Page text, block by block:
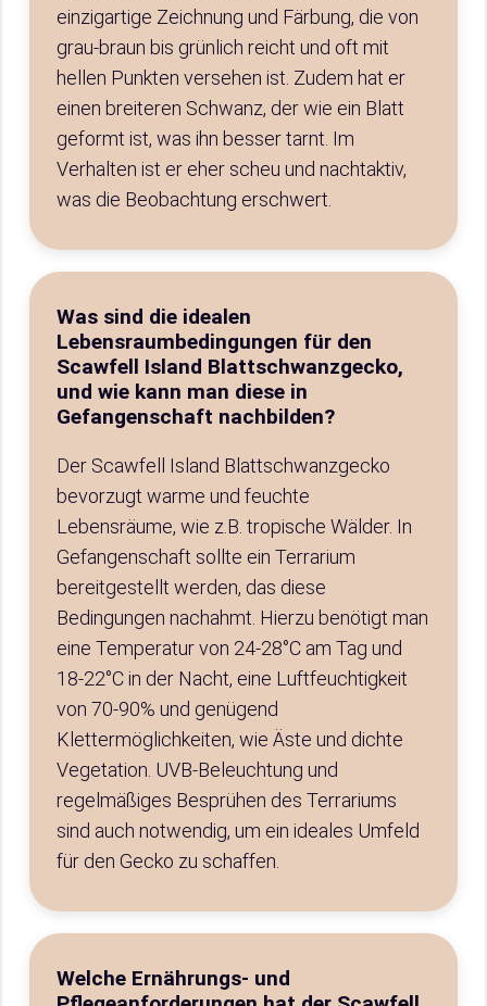
einzigartige Zeichnung und Färbung, die von
grau-braun bis grünlich reicht und oft mit
hellen Punkten versehen ist. Zudem hat er
einen breiteren Schwanz, der wie ein Blatt
geformt ist, was ihn besser tarnt. Im
Verhalten ist er eher scheu und nachtaktiv,
was die Beobachtung erschwert.
Was sind die idealen
Lebensraumbedingungen für den
Scawfell Island Blattschwanzgecko,
und wie kann man diese in
Gefangenschaft nachbilden?
Der Scawfell Island Blattschwanzgecko
bevorzugt warme und feuchte
Lebensräume, wie z.B. tropische Wälder. In
Gefangenschaft sollte ein Terrarium
bereitgestellt werden, das diese
Bedingungen nachahmt. Hierzu benötigt man
eine Temperatur von 24-28°C am Tag und
18-22°C in der Nacht, eine Luftfeuchtigkeit
von 70-90% und genügend
Klettermöglichkeiten, wie Äste und dichte
Vegetation. UVB-Beleuchtung und
regelmäßiges Besprühen des Terrariums
sind auch notwendig, um ein ideales Umfeld
für den Gecko zu schaffen.
Welche Ernährungs- und